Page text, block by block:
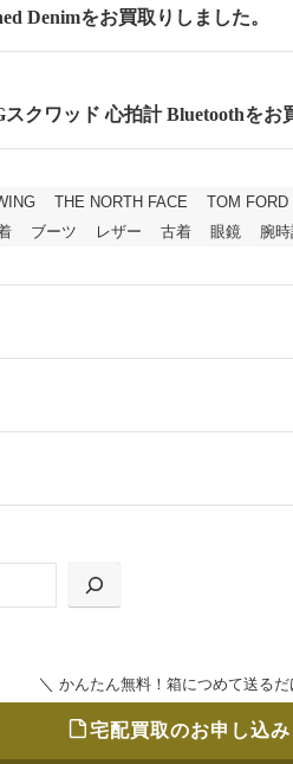
Denimをお買取りしました。
クワッド 心拍計 Bluetoothをお
THE NORTH FACE TOM FORD
ブーツ レザー 古着 眼鏡 腕
込」からお選びいただけます。
送るだけで簡単にご利用いただけ
＼ かんたん無料！箱につめて送るだ
宅配買取のお申し込み